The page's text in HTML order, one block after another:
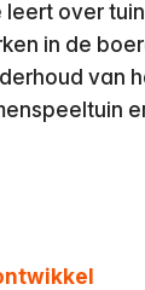
over
in de
van